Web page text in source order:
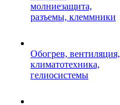
молниезащита,
разъемы, клеммники
Обогрев, вентиляция,
климатотехника,
гелиосистемы